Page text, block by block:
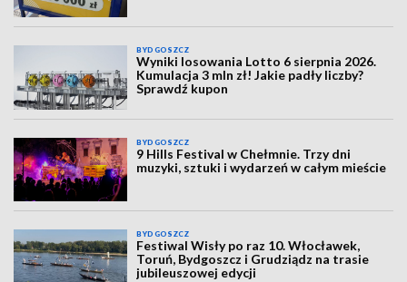
BYDGOSZCZ
Wyniki losowania Lotto 6 sierpnia 2026.
Kumulacja 3 mln zł! Jakie padły liczby?
Sprawdź kupon
BYDGOSZCZ
9 Hills Festival w Chełmnie. Trzy dni
muzyki, sztuki i wydarzeń w całym mieście
BYDGOSZCZ
Festiwal Wisły po raz 10. Włocławek,
Toruń, Bydgoszcz i Grudziądz na trasie
jubileuszowej edycji